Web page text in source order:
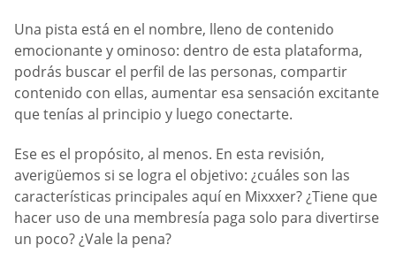
Una pista está en el nombre, lleno de contenido
emocionante y ominoso: dentro de esta plataforma,
podrás buscar el perfil de las personas, compartir
contenido con ellas, aumentar esa sensación excitante
que tenías al principio y luego conectarte.
Ese es el propósito, al menos. En esta revisión,
averigüemos si se logra el objetivo: ¿cuáles son las
características principales aquí en Mixxxer? ¿Tiene que
hacer uso de una membresía paga solo para divertirse
un poco? ¿Vale la pena?